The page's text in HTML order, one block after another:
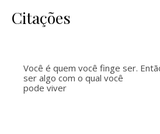
Citações
Você é quem você finge ser.
ser algo com o qual você
pode viver